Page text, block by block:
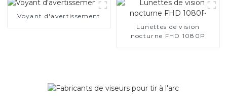
Voyant d'avertissement
Lunettes de vision
nocturne FHD 1080P